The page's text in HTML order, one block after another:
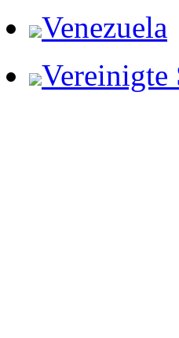
Venezuela
Vereinigte